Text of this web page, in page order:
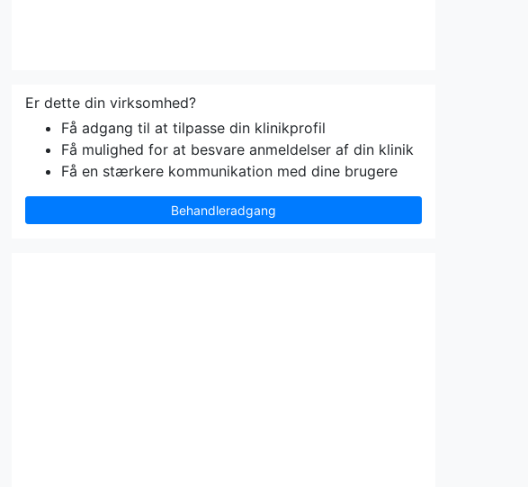
Er dette din virksomhed?
Få adgang til at tilpasse din klinikprofil
Få mulighed for at besvare anmeldelser af din klinik
Få en stærkere kommunikation med dine brugere
Behandleradgang